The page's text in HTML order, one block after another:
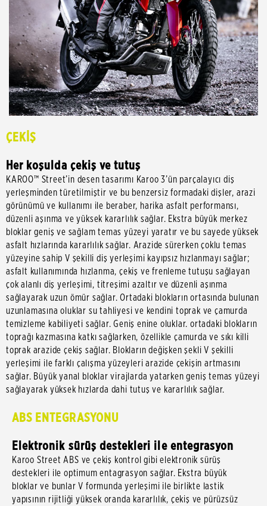
ÇEKİŞ
Her koşulda çekiş ve tutuş
KAROO™ Street’in desen tasarımı Karoo 3’ün parçalayıcı diş
yerleşminden türetilmiştir ve bu benzersiz formadaki dişler, arazi
görünümü ve kullanımı ile beraber, harika asfalt performansı,
düzenli aşınma ve yüksek kararlılık sağlar. Ekstra büyük merkez
bloklar geniş ve sağlam temas yüzeyi yaratır ve bu sayede yüksek
asfalt hızlarında kararlılık sağlar. Arazide sürerken çoklu temas
yüzeyine sahip V şekilli diş yerleşimi kayıpsız hızlanmayı sağlar;
asfalt kullanımında hızlanma, çekiş ve frenleme tutuşu sağlayan
çok alanlı diş yerleşimi, titreşimi azaltır ve düzenli aşınma
sağlayarak uzun ömür sağlar. Ortadaki blokların ortasında bulunan
uzunlamasına oluklar su tahliyesi ve kendini toprak ve çamurda
temizleme kabiliyeti sağlar. Geniş enine oluklar. ortadaki blokların
toprağı kazmasına katkı sağlarken, özellikle çamurda ve sıkı killi
toprak arazide çekiş sağlar. Blokların değişken şekli V şekilli
yerleşimi ile farklı çalışma yüzeyleri arazide çekişin artmasını
sağlar. Büyük yanal bloklar virajlarda yatarken geniş temas yüzeyi
sağlayarak yüksek hızlarda dahi tutuş ve kararlılık sağlar.
ABS ENTEGRASYONU
Elektronik sürüş destekleri ile entegrasyon
Karoo Street ABS ve çekiş kontrol gibi elektronik sürüş
destekleri ile optimum entagrasyon sağlar. Ekstra büyük
bloklar ve bunlar V formunda yerleşimi ile birlikte lastik
yapısının rijitliği yüksek oranda kararlılık, çekiş ve pürüzsüz